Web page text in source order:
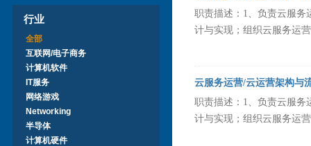
行业
全部
互联网/电子商务
计算机软件
IT服务
网络游戏
Networking
半导体
计算机硬件
职责描述：1、负责云服务
计与实现；组织云服务运
云服务运营/云运营架构与
职责描述：1、负责云服务
计与实现；组织云服务运